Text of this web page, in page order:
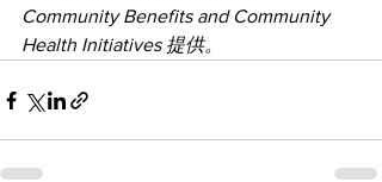
Community Benefits and Community
Health Initiatives 提供。